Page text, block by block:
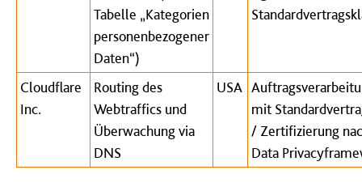
Tabelle „Kategorien
personenbezogener
Daten“)
Cloudflare
Inc.
Routing des
Webtraffics und
Überwachung via
DNS
USA
mit
/ Zertifizierung
Data